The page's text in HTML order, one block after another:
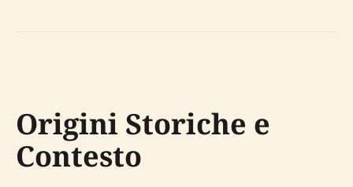
Origini Storiche e
Contesto